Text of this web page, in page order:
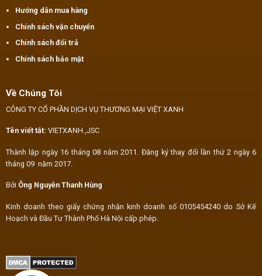
Hướng dẫn mua hàng
Chính sách vận chuyển
Chính sách đổi trả
Chính sách bảo mật
Về Chúng Tôi
CÔNG TY CỔ PHẦN DỊCH VỤ THƯƠNG MẠI VIỆT XANH
Tên viết tắt: VIETXANH.,JSC
Thành lập ngày 16 tháng 08 năm 2011. Đăng ký thay đổi lần thứ 2 ngày 6
tháng 09 năm 2017.
Bởi Ông Nguyễn Thanh Hùng
Kinh doanh theo giấy chứng nhận kinh doanh số 0105454240 do Sở Kế
Hoạch và Đầu Tư Thành Phố Hà Nội cấp phép.